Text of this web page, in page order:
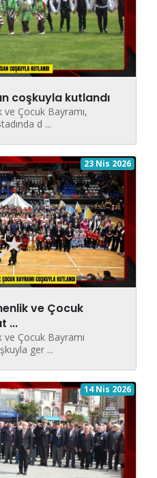
coşkuyla kutlandı
Çocuk Bayramı,
d ...
23 Nis 2026
ve Çocuk
...
Çocuk Bayramı
ger ...
14 Nis 2026